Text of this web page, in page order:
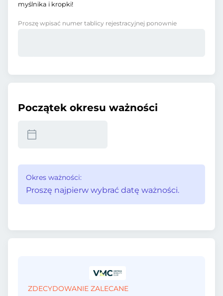
myślnika i kropki!
Proszę wpisać numer tablicy rejestracyjnej ponownie
Początek okresu ważności
Okres ważności:
Proszę najpierw wybrać datę ważności.
ZDECYDOWANIE ZALECANE